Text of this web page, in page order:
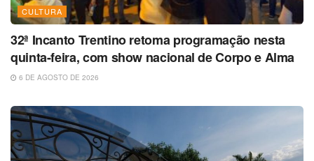
CULTURA
32ª Incanto Trentino retoma programação nesta
quinta-feira, com show nacional de Corpo e Alma
6 DE AGOSTO DE 2026